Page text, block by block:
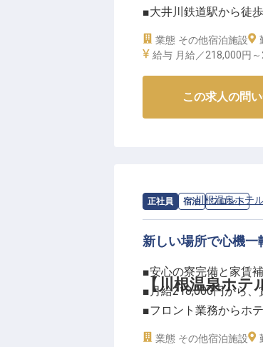
■大井川鉄道駅から徒
■昇給年1回、キャリア
大井川鐵道 川根温泉
ーー【安定した環境で
当ホテルでは、正社員
らスタートし、年2回
社会保険も完備して
ビス業務を通じて、
環境です。あなたの
※2026年01月06日時点
業態 その他宿泊施設
給与 月給／218,000円～
この求人の問
正社員 宿泊 フロント
【川根温泉ホ
求人情報：川根温泉ホテ
新しい場所で心機一
■安心の寮完備と家賃
■月給218,000円から、
■フロント業務からホ
■自然豊かな温泉地で
業態 その他宿泊施設